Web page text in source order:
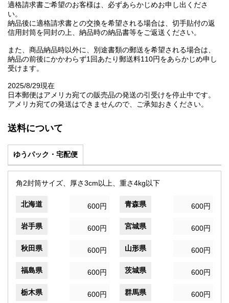
適格請求書ご希望のお客様は、必ずあらかじめお申し出くださ
い。
納品後に適格請求書との交換を希望される場合は、切手貼付の返
信用封筒を同封の上、納品時の納品書等をご返送ください。
また、商品納品時以外に、別途書類の郵送を希望される場合は、
納品の前後にかかわらず1回あたり郵送料110円をあらかじめ申し
受けます。
2025/8/29現在
日本郵便はアメリカ宛ての販売品の発送の引受けを停止中です。
アメリカ宛ての発送はできませんので、ご承知おきください。
送料について
ゆうパック・宅配便
角2封筒サイズ、厚さ3cm以上、重さ4kg以下
北海道 600円 青森県 600円
岩手県 600円 宮城県 600円
秋田県 600円 山形県 600円
福島県 600円 茨城県 600円
栃木県 600円 群馬県 600円